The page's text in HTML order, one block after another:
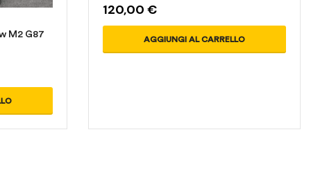
M2 G87
120,00 €
AGGIUNGI AL CARRELLO